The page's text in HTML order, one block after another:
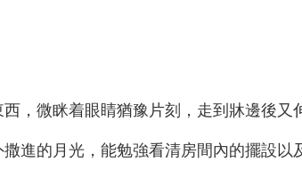
微眯着眼睛猶豫片刻，走到牀邊後又
的月光，能勉強看清房間內的擺設以